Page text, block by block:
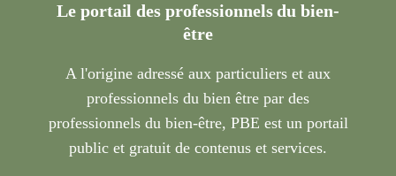
Le portail des professionnels du bien-
être
A l'origine adressé aux particuliers et aux
professionnels du bien être par des
professionnels du bien-être, PBE est un portail
public et gratuit de contenus et services.